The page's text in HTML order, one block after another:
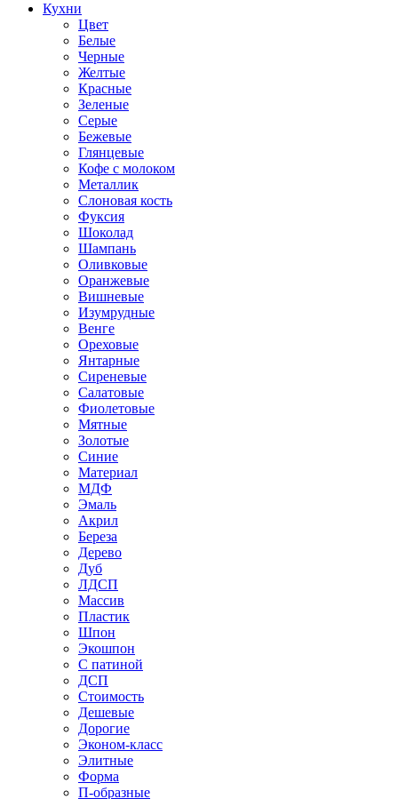
Кухни
Цвет
Белые
Черные
Желтые
Красные
Зеленые
Серые
Бежевые
Глянцевые
Кофе с молоком
Металлик
Слоновая кость
Фуксия
Шоколад
Шампань
Оливковые
Оранжевые
Вишневые
Изумрудные
Венге
Ореховые
Янтарные
Сиреневые
Салатовые
Фиолетовые
Мятные
Золотые
Синие
Материал
МДФ
Эмаль
Акрил
Береза
Дерево
Дуб
ЛДСП
Массив
Пластик
Шпон
Экошпон
С патиной
ДСП
Стоимость
Дешевые
Дорогие
Эконом-класс
Элитные
Форма
П-образные